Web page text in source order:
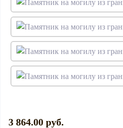
3 864.00 руб.